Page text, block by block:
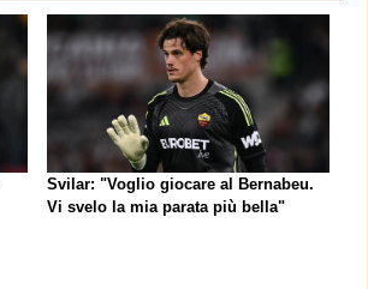
Svilar: "Voglio giocare al Bernabeu.
Vi svelo la mia parata più bella"